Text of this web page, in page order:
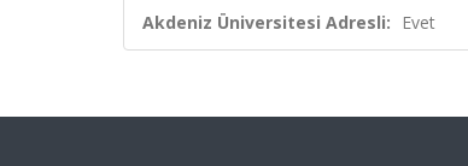
Akdeniz Üniversitesi Adresli: Evet